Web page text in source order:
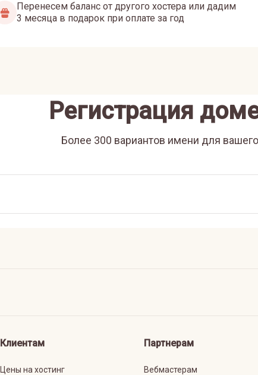
Перенесем баланс от другого хостера или дадим
3 месяца в подарок при оплате за год
Регистрация
Более 300 вариантов имени для
Клиентам
Цены на хостинг
Партнерам
Вебмастерам